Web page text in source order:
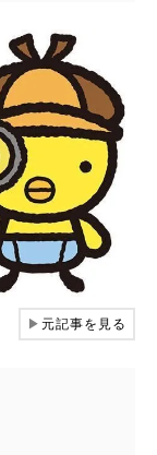
▶元記事を見る